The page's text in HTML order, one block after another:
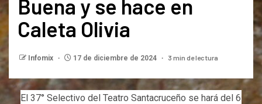
Buena y se hace en
Caleta Olivia
Infomix 17 de diciembre de 2024 3 min de lectura
El 37° Selectivo del Teatro Santacruceño se hará del 6